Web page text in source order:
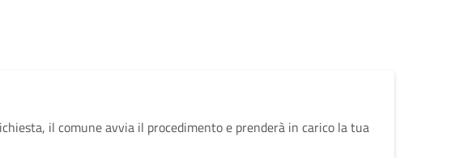
il comune avvia il procedimento e prenderà in carico la tua